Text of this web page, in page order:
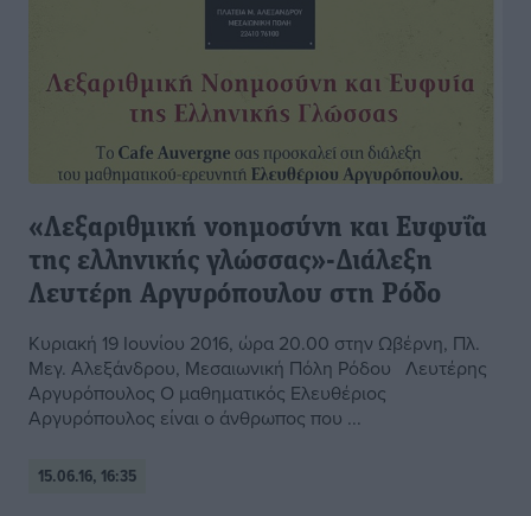
«Λεξαριθμική νοημοσύνη και Eυφυΐα
της ελληνικής γλώσσας»-Διάλεξη
Λευτέρη Αργυρόπουλου στη Ρόδο
Κυριακή 19 Ιουνίου 2016, ώρα 20.00 στην Ωβέρνη, Πλ.
Μεγ. Αλεξάνδρου, Μεσαιωνική Πόλη Ρόδου Λευτέρης
Αργυρόπουλος Ο μαθηματικός Ελευθέριος
Αργυρόπουλος είναι ο άνθρωπος που ...
15.06.16, 16:35